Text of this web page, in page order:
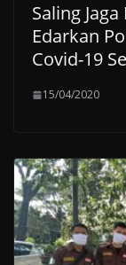
Saling
Edarkan
Covid-19
15/04/2020